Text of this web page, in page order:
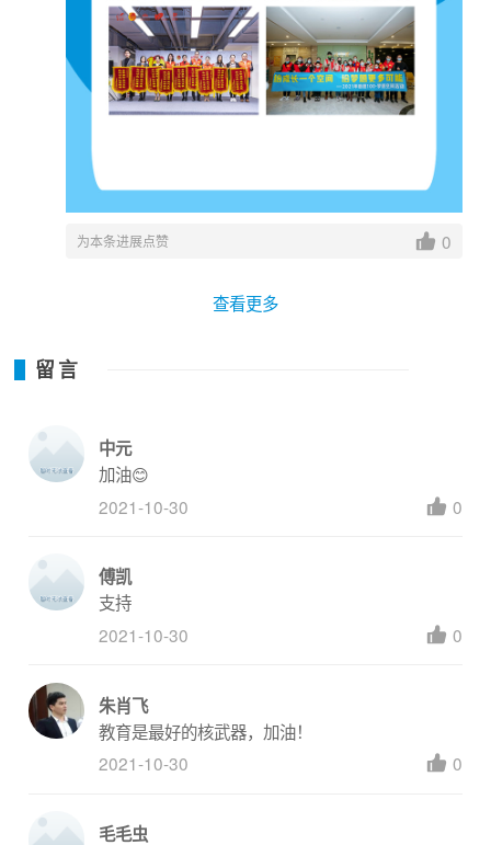
* 项目最低执行金额1000元。如未达到最低执行金额，由广东省国强
公益基金会出资采买2000套学习空间设备，捐赠给受助人。若项目
乡村教育方面的项目。
“心愿100-梦想空间计划”是由广东省国强公益基金会与中华
思源工程扶贫基金会联合发起。
“心愿 100 ”助学行动是由国强公益基金会于 2018 年发起
困难家庭学生，有保障、有尊严的继续学业。项目执行 3
为本条进展点赞 0
查看更多
留言
中元
加油😊
2021-10-30
0
傅凯
支持
2021-10-30
0
朱肖飞
教育是最好的核武器，加油！
2021-10-30
0
毛毛虫